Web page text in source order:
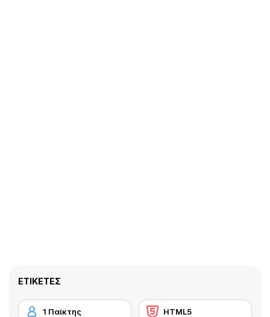
ΕΤΙΚΈΤΕΣ
1 Παίκτης HTML5